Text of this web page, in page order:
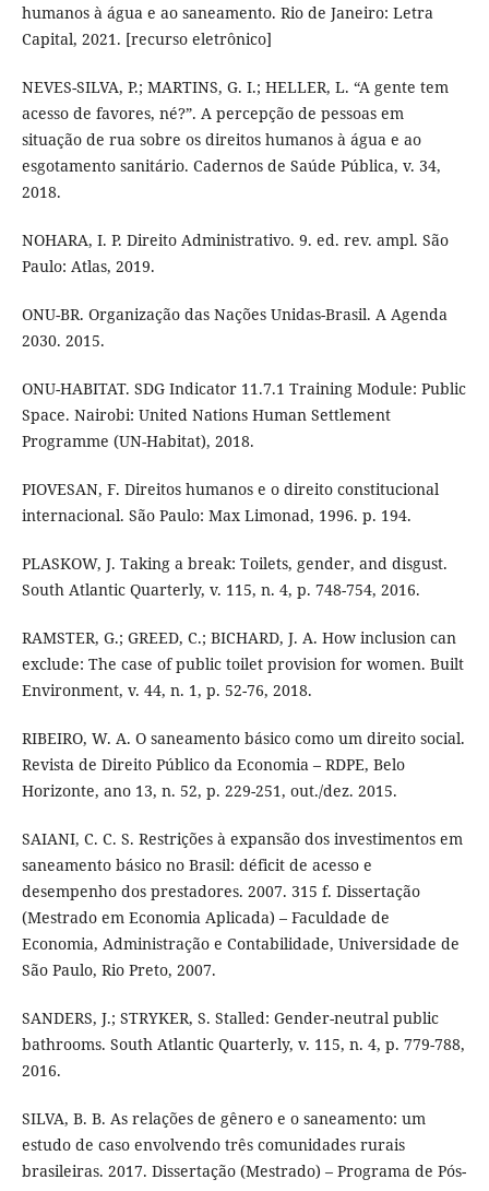
humanos à água e ao saneamento. Rio de Janeiro: Letra
Capital, 2021. [recurso eletrônico]
NEVES-SILVA, P.; MARTINS, G. I.; HELLER, L. “A gente tem
acesso de favores, né?”. A percepção de pessoas em
situação de rua sobre os direitos humanos à água e ao
esgotamento sanitário. Cadernos de Saúde Pública, v. 34,
2018.
NOHARA, I. P. Direito Administrativo. 9. ed. rev. ampl. São
Paulo: Atlas, 2019.
ONU-BR. Organização das Nações Unidas-Brasil. A Agenda
2030. 2015.
ONU-HABITAT. SDG Indicator 11.7.1 Training Module: Public
Space. Nairobi: United Nations Human Settlement
Programme (UN-Habitat), 2018.
PIOVESAN, F. Direitos humanos e o direito constitucional
internacional. São Paulo: Max Limonad, 1996. p. 194.
PLASKOW, J. Taking a break: Toilets, gender, and disgust.
South Atlantic Quarterly, v. 115, n. 4, p. 748-754, 2016.
RAMSTER, G.; GREED, C.; BICHARD, J. A. How inclusion can
exclude: The case of public toilet provision for women. Built
Environment, v. 44, n. 1, p. 52-76, 2018.
RIBEIRO, W. A. O saneamento básico como um direito social.
Revista de Direito Público da Economia – RDPE, Belo
Horizonte, ano 13, n. 52, p. 229-251, out./dez. 2015.
SAIANI, C. C. S. Restrições à expansão dos investimentos em
saneamento básico no Brasil: déficit de acesso e
desempenho dos prestadores. 2007. 315 f. Dissertação
(Mestrado em Economia Aplicada) – Faculdade de
Economia, Administração e Contabilidade, Universidade de
São Paulo, Rio Preto, 2007.
SANDERS, J.; STRYKER, S. Stalled: Gender-neutral public
bathrooms. South Atlantic Quarterly, v. 115, n. 4, p. 779-788,
2016.
SILVA, B. B. As relações de gênero e o saneamento: um
estudo de caso envolvendo três comunidades rurais
brasileiras. 2017. Dissertação (Mestrado) – Programa de Pós-